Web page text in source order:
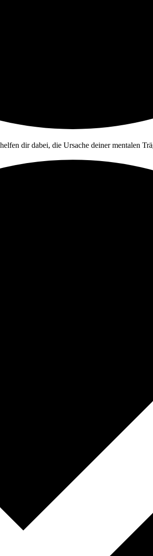
dir dabei, die Ursache deiner mentalen